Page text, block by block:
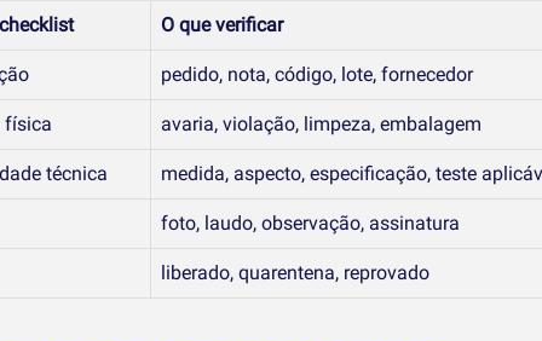
O que verificar
pedido, nota, código, lote, fornecedor
física avaria, violação, limpeza, embalagem
técnica medida, aspecto, especificação, teste
foto, laudo, observação, assinatura
liberado, quarentena, reprovado